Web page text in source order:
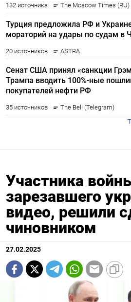
Участника
зарезавшего
видео, решили
чиновником
27.02.2025